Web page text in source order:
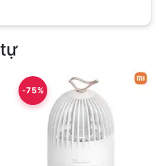
-75%